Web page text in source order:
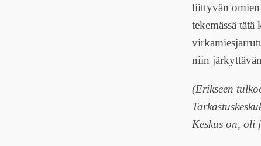
liittyvän
tekemässä
niin
(Erikseen
Keskus on, oli